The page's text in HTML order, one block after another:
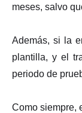
meses, salvo
Además, si la
plantilla, y el
periodo de
Como siempre,